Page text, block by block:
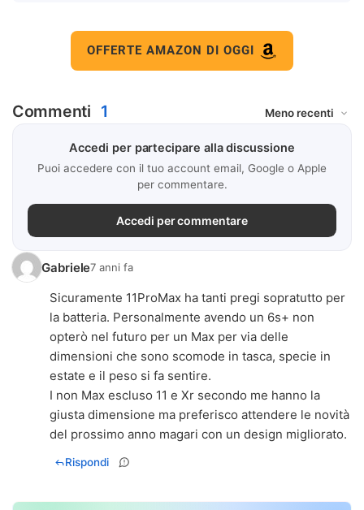
OFFERTE AMAZON DI OGGI
Commenti 1
Accedi per partecipare alla discussione
Puoi accedere con il tuo account email, Google o Apple
per commentare.
Accedi per commentare
Gabriele7 anni fa
Sicuramente 11ProMax ha tanti pregi sopratutto per
la batteria. Personalmente avendo un 6s+ non
opterò nel futuro per un Max per via delle
dimensioni che sono scomode in tasca, specie in
estate e il peso si fa sentire.
I non Max escluso 11 e Xr secondo me hanno la
giusta dimensione ma preferisco attendere le novità
del prossimo anno magari con un design migliorato.
Rispondi